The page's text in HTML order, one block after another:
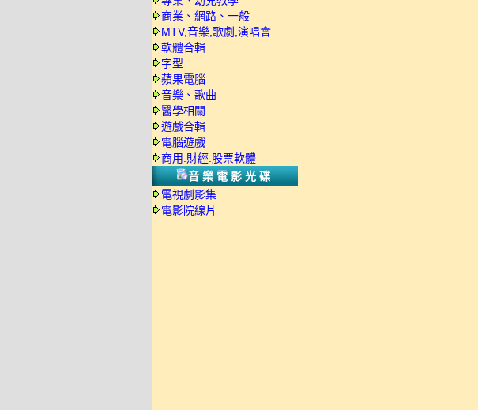
商業、網路、一般
MTV,音樂,歌劇,演唱會
軟體合輯
字型
蘋果電腦
音樂、歌曲
醫學相關
遊戲合輯
電腦遊戲
商用.財經.股票軟體
音樂電影光碟
電視劇影集
電影院線片